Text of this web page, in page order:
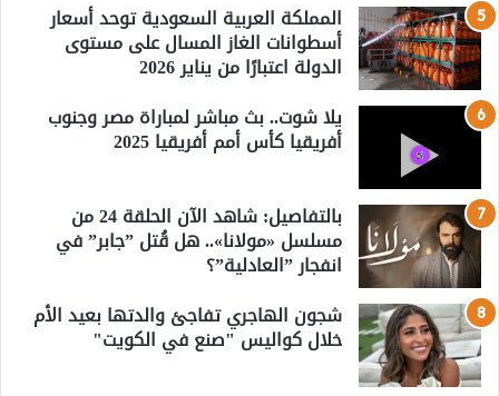
المملكة العربية السعودية توحد أسعار
أسطوانات الغاز المسال على مستوى
الدولة اعتبارًا من يناير 2026
يلا شوت.. بث مباشر لمباراة مصر وجنوب
أفريقيا كأس أمم أفريقيا 2025
بالتفاصيل: شاهد الآن الحلقة 24 من
مسلسل «مولانا».. هل قُتل ”جابر” في
انفجار ”العادلية”؟
شجون الهاجري تفاجئ والدتها بعيد الأم
خلال كواليس "صنع في الكويت"